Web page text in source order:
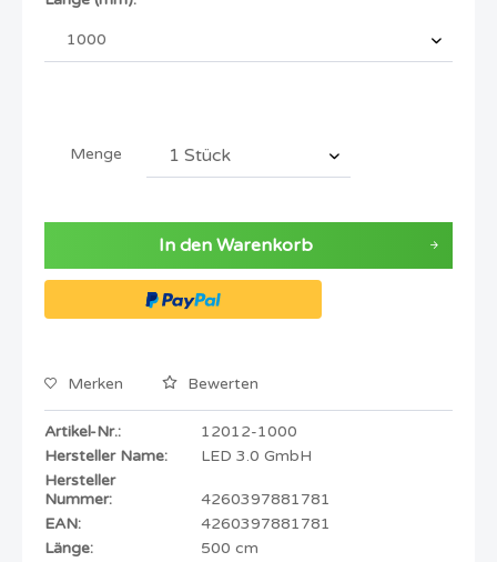
Menge
In den Warenkorb
Merken Bewerten
Artikel-Nr.:
12012-1000
Hersteller Name:
LED 3.0 GmbH
Hersteller
Nummer:
4260397881781
EAN:
4260397881781
Länge:
500 cm